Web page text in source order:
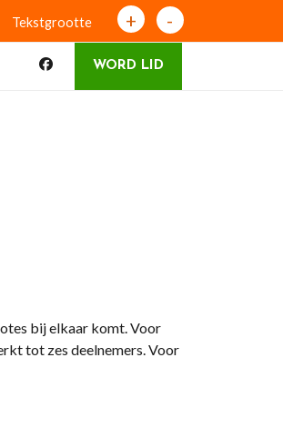
Tekstgrootte + -
WORD LID
bij elkaar komt. Voor
tot zes deelnemers. Voor